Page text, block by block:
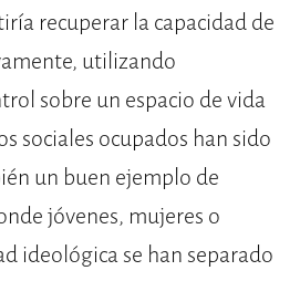
recuperar la capacidad de
utilizando
sobre un espacio de vida
sociales ocupados han sido
un buen ejemplo de
jóvenes, mujeres o
ideológica se han separado